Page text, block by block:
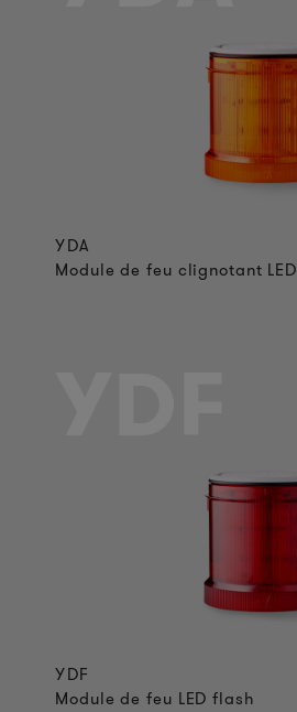
YDA
Module de feu clignotant LED
YDF
Module de feu LED flash